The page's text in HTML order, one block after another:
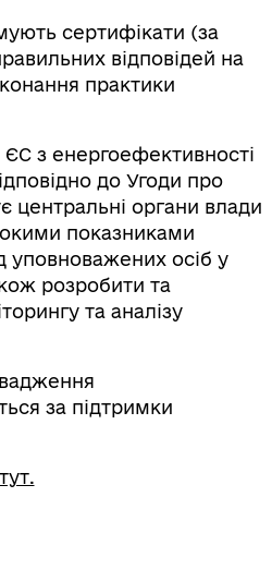
сертифікати (за
відповідей на
практики
з енергоефективності
до Угоди про
центральні органи влади
показниками
уповноважених осіб у
розробити та
та аналізу
за підтримки
тут.